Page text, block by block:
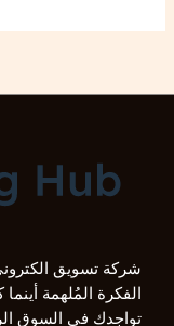
شركة تسويق
الفكرة المُلهمة
تواجدك في السوق